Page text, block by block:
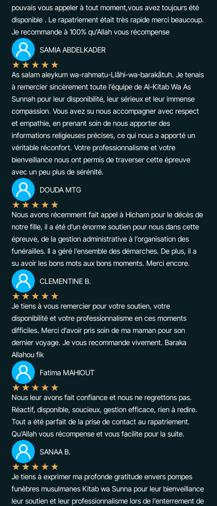
pouvais vous appeler à tout moment,vous avez toujours été
disponible . Le rapatriement était très rapide merci beaucoup.
Je recommande à 100% qu’Allah vous récompense
SAMIA ABDELKADER
★★★★★
As salam aleykum wa-rahmatu-Llâhi-wa-barakâtuh. Je tenais
à remercier sincèrement toute l’équipe de Al-Kitab Wa As
Sunnah pour leur disponibilité, leur sérieux et leur immense
compassion. Vous avez su nous accompagner avec respect
et empathie, en prenant soin de nous apporter des
informations religieuses précises, ce qui nous a apporté un
véritable réconfort. Votre professionnalisme et votre
bienveillance nous ont permis de traverser cette épreuve
avec un peu plus de sérénité.
DOUDA MTG
★★★★★
Nous avons récemment fait appel à Hicham pour le décès de
notre fille, il a été d’un énorme soutien pour nous dans cette
épreuve, de la gestion administrative à l’organisation des
funérailles. Il a géré l’ensemble des démarches. De plus, il a
su avoir les bons mots aux bons moments. Merci encore.
CLEMENTINE B.
★★★★★
Je tiens à vous remercier pour votre soutien, votre
disponibilité et votre professionnalisme en ces moments
difficiles. Merci d’avoir pris soin de ma maman pour son
dernier voyage. Je vous recommande vivement. Baraka
Allahou fik
Fatima MAHIOUT
★★★★★
Nous leur avons fait confiance et nous ne regrettons pas.
Réactif, disponible, soucieux, gestion efficace, rien à redire.
Tout a été parfait de la prise de contact au rapatriement.
Qu’Allah vous récompense et vous facilite pour la suite.
SANAA B.
★★★★★
Je tiens à exprimer ma profonde gratitude envers pompes
funèbres musulmanes Kitab wa Sunna pour leur bienveillance
leur soutien et leur professionnalisme lors de l’enterrement de